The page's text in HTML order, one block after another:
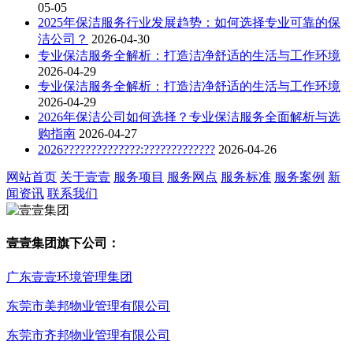
05-05
2025年保洁服务行业发展趋势：如何选择专业可靠的保
洁公司？ 2026-04-30
专业保洁服务全解析：打造洁净舒适的生活与工作环境
2026-04-29
专业保洁服务全解析：打造洁净舒适的生活与工作环境
2026-04-29
2026年保洁公司如何选择？专业保洁服务全面解析与选
购指南 2026-04-27
2026??????????????:????????????? 2026-04-26
网站首页 关于壹壹 服务项目 服务网点 服务标准 服务案例 新
闻资讯 联系我们
壹壹集团旗下公司：
广东壹壹环境管理集团
东莞市美邦物业管理有限公司
东莞市齐邦物业管理有限公司